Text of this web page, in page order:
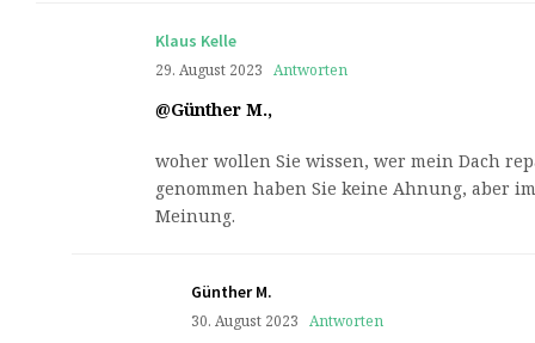
Klaus Kelle
29. August 2023 Antworten
@Günther M.,
woher wollen Sie wissen, wer mein Dach
genommen haben Sie keine Ahnung, aber
Meinung.
Günther M.
30. August 2023 Antworten